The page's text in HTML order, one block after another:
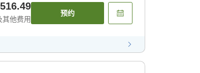
其他费用
预约